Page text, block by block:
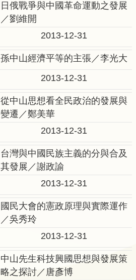
日俄戰爭與中國革命運動之發展
／劉維開
2013-12-31
孫中山經濟平等的主張／李光大
2013-12-31
從中山思想看全民政治的發展與
變遷／鄭美華
2013-12-31
台灣與中國民族主義的分與合及
其發展／謝政諭
2013-12-31
國民大會的憲政原理與實際運作
／吳秀玲
2013-12-31
中山先生科技興國思想與發展策
略之探討／唐彥博